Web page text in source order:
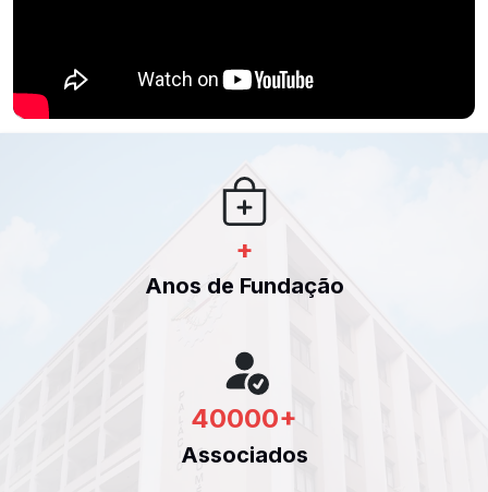
+
Anos de Fundação
40000+
Associados